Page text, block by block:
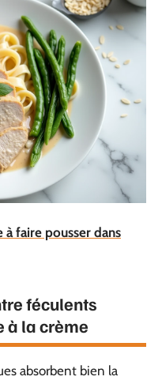
à faire pousser dans
féculents
à la crème
absorbent bien la